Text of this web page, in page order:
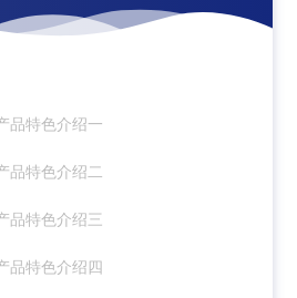
品特色介绍一
品特色介绍二
品特色介绍三
品特色介绍四